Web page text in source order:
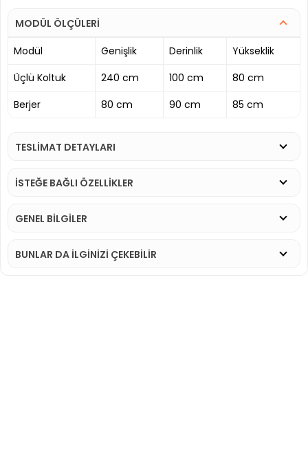
MODÜL ÖLÇÜLERİ
Modül
Genişlik Derinlik
Yükseklik
Üçlü Koltuk
240 cm 100 cm
80 cm
Berjer
80 cm 90 cm 85 cm
TESLİMAT DETAYLARI
İSTEĞE BAĞLI ÖZELLİKLER
GENEL BİLGİLER
BUNLAR DA İLGINIZI ÇEKEBILIR